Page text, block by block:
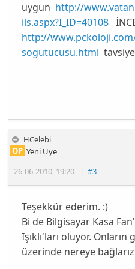
uygun http://
ils.aspx?I_ID=40108
http://
sogutucusu.html
HCelebi
26-06-2010, 19:20 |#3
OP Yeni Üye
Teşekkür ederim. :)
Bi de Bilgisayar Kasa
Işıklı'ları oluyor.
üzerinde nereye